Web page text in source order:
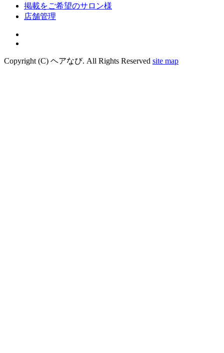
掲載をご希望のサロン様
店舗管理
Copyright (C) ヘアなび. All Rights Reserved site map